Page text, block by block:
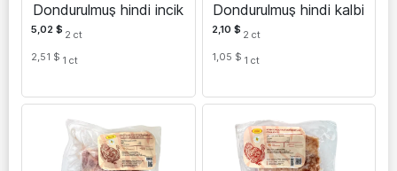
Dondurulmuş hindi incik
5,02 $ 2 ct
2,51 $ 1 ct
Dondurulmuş hindi kalbi
2,10 $ 2 ct
1,05 $ 1 ct